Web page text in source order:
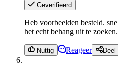
Geverifieerd
Heb voorbeelden besteld.
het echt behang uit te zoeken.
Nuttig Reageer Deel